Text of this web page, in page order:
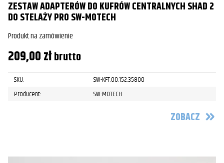
ZESTAW ADAPTERÓW DO KUFRÓW CENTRALNYCH SHAD 2
DO STELAŻY PRO SW-MOTECH
Produkt na zamówienie
209,00złbrutto
SKU:
SW-KFT.00.152.35800
Producent:
SW-MOTECH
ZOBACZ